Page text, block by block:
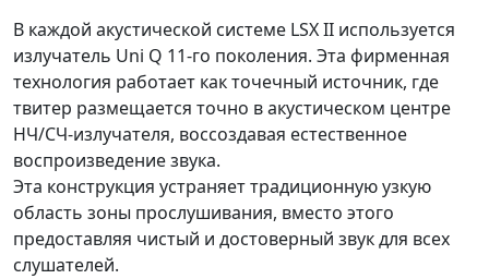
В каждой акустической системе LSX II используется
излучатель Uni Q 11-го поколения. Эта фирменная
технология работает как точечный источник, где
твитер размещается точно в акустическом центре
НЧ/СЧ-излучателя, воссоздавая естественное
воспроизведение звука.
Эта конструкция устраняет традиционную узкую
область зоны прослушивания, вместо этого
предоставляя чистый и достоверный звук для всех
слушателей.